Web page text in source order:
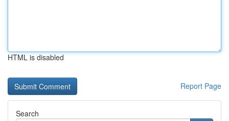
HTML is disabled
Report Page
Search